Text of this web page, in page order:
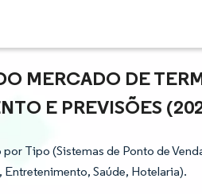
MERCADO DE
E PREVISÕES
Tipo (Sistemas de Ponto de
Saúde, Hotelaria).